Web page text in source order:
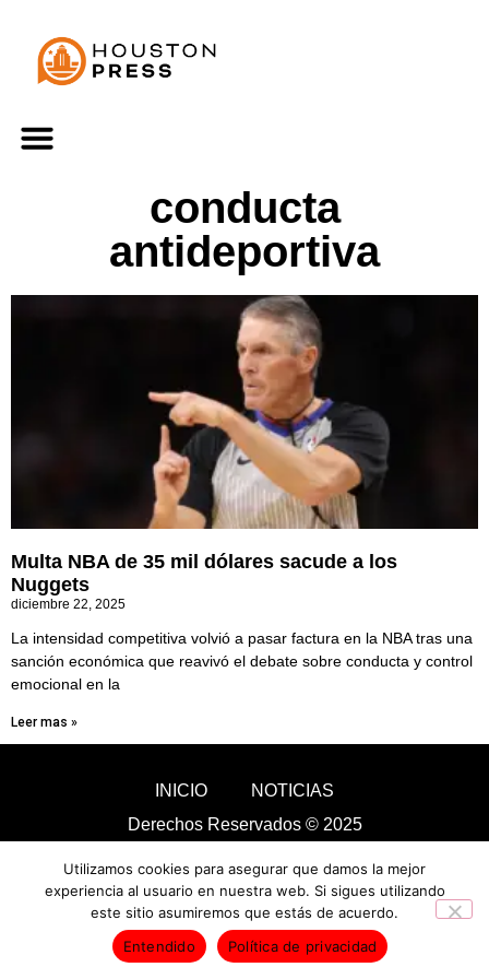
conducta
antideportiva
Multa NBA de 35 mil dólares sacude a los
Nuggets
diciembre 22, 2025
La intensidad competitiva volvió a pasar factura en la NBA tras una
sanción económica que reavivó el debate sobre conducta y control
emocional en la
Leer mas »
INICIO
NOTICIAS
Derechos Reservados © 2025
Utilizamos cookies para asegurar que damos la mejor
experiencia al usuario en nuestra web. Si sigues utilizando
este sitio asumiremos que estás de acuerdo.
Entendido
Política de privacidad